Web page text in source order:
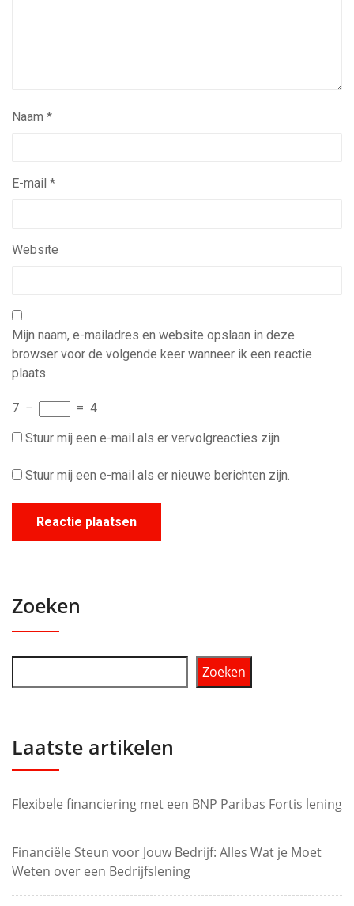
Naam *
E-mail *
Website
Mijn naam, e-mailadres en website opslaan in deze
browser voor de volgende keer wanneer ik een reactie
plaats.
7 − = 4
Stuur mij een e-mail als er vervolgreacties zijn.
Stuur mij een e-mail als er nieuwe berichten zijn.
Zoeken
Zoeken
Laatste artikelen
Flexibele financiering met een BNP Paribas Fortis lening
Financiële Steun voor Jouw Bedrijf: Alles Wat je Moet
Weten over een Bedrijfslening